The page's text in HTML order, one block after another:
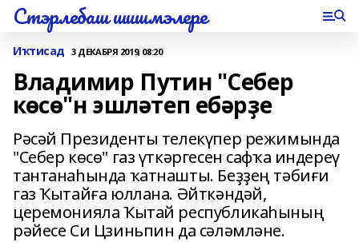
Стэрлебаш шишмэлере
Иҡтисад 3 ДЕКАБРЯ 2019, 08:20
Владимир Путин "Себер
көсө"н эшләтеп ебәрҙе
Рәсәй Президенты телекүпер режимында
"Себер көсө" газ үткәргесен сафҡа индереү
тантанаһында ҡатнашты. Беҙҙең тәбиғи
газ Ҡытайға юллана. Әйткәндәй,
церемонияла Ҡытай республикаһының
рәйесе Си Цзиньпин да сәләмләне.